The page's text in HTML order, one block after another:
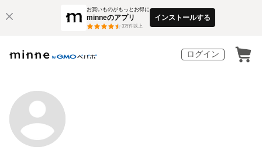
お買いものがもっとお得に
minneのアプリ
3万件以上
インストールする
ログイン